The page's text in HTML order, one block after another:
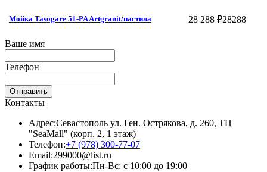
Мойка Tasogare 51-PA Artgranit/пастила 28 288 ₽28288
Ваше имя
Телефон
Отправить
Контакты
Адрес:Севастополь ул. Ген. Острякова, д. 260, ТЦ
"SeaMall" (корп. 2, 1 этаж)
Телефон:+7 (978) 300-77-07
Email:299000@list.ru
График работы:Пн-Вс: с 10:00 до 19:00